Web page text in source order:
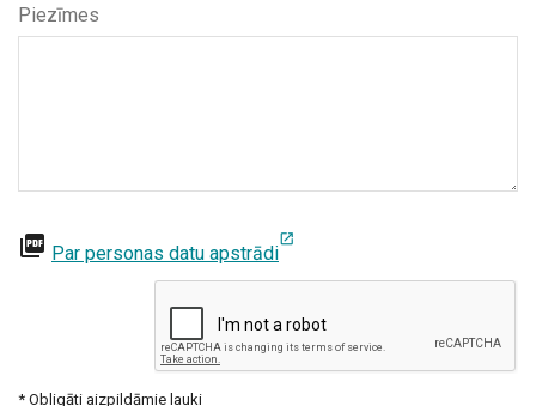
Piezīmes
picture_as_pdf Par personas datu apstrādi
open_in_new
* Obligāti aizpildāmie lauki